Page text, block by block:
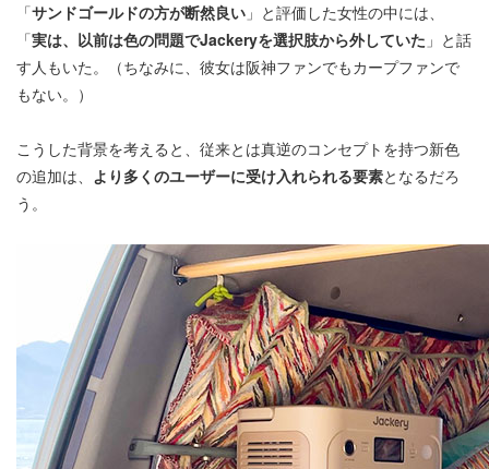
「サンドゴールドの方が断然良い 」と評価した女性の中には、
「実は、以前は色の問題でJackeryを選択肢から外していた 」と話
す人もいた。（ちなみに、彼女は阪神ファンでもカープファンで
もない。）
こうした背景を考えると、従来とは真逆のコンセプトを持つ新色
の追加は、 より多くのユーザーに受け入れられる要素となるだろ
う。